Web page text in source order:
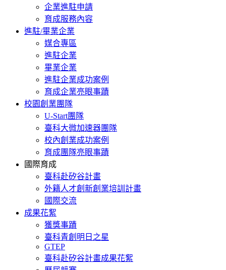
企業進駐申請
育成服務內容
進駐/畢業企業
媒合專區
進駐企業
畢業企業
進駐企業成功案例
育成企業亮眼事蹟
校園創業團隊
U-Start團隊
臺科大微加速器團隊
校內創業成功案例
育成團隊亮眼事蹟
國際育成
臺科赴矽谷計畫
外籍人才創新創業培訓計畫
國際交流
成果花絮
獲獎事蹟
臺科青創明日之星
GTEP
臺科赴矽谷計畫成果花絮